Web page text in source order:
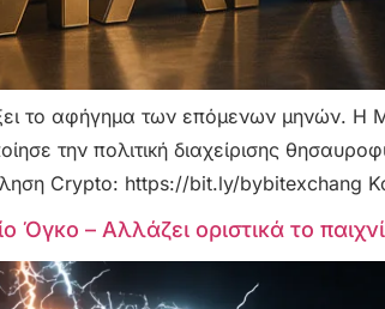
το αφήγημα των επόμενων μηνών. Η
την πολιτική διαχείρισης
Crypto: https://bit.ly/bybitexchang
– Αλλάζει οριστικά το